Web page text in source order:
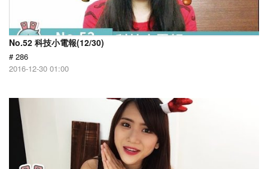
No.52 科技小電報(12/30)
# 286
2016-12-30 01:00